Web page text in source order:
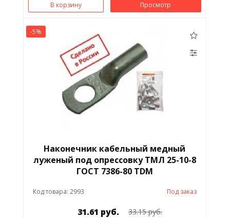
В корзину Просмотр
-5%
Наконечник кабельный медный
луженый под опрессовку ТМЛ 25-10-8
ГОСТ 7386-80 TDM
Код товара: 2993 Под заказ
31.61 руб. 33.15 руб.